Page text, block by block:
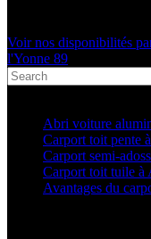
Voir nos disponibilités
l'Yonne 89
Abri voiture
Carport toit pente
Carport semi-
Carport toit tuile à
Avantages du